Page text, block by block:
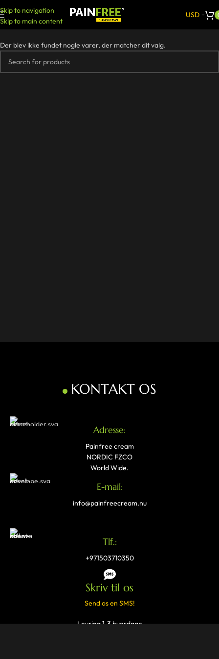
Skip to navigation
Skip to main content
USD
Der blev ikke fundet nogle varer, der matcher dit valg.
KONTAKT OS
Adresse:
Painfree cream
NORDIC FZCO
World Wide.
E-mail:
info@painfreecream.nu
Tlf.:
+971503710350
Skriv til os
Send os en SMS!
Levring 1-3 hverdage